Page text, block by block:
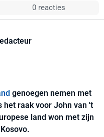
0 reacties
genoegen nemen met
het raak voor John van 't
land won met zijn